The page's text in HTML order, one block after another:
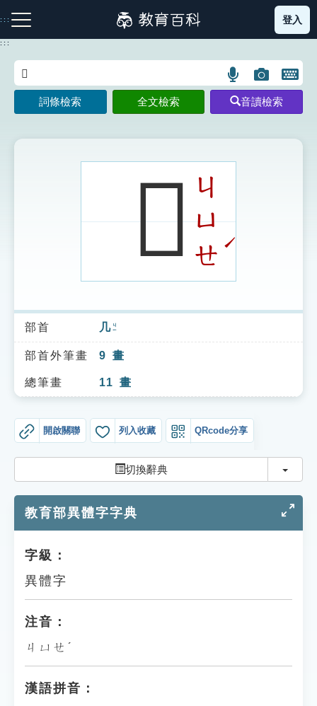
到
主
:::
注音索引圖示 筆畫索引圖示 部首索引表圖示
索引選單
知識索引
單字索引
貓頭鷹博士
登入
:::
語
言
搜
示
圖
片
搜
開
鍵
圖
詞條檢索 全文檢索 音讀檢索
𠙘 ㄐ
ㄩ
ㄝ
ˊ
部首 几ㄐㄧ
部首外筆畫 9 畫
總筆畫 11 畫
開啟關聯 列入收藏 QRcode分享
切換辭典 切換
教育部異體字字典
字級：
異體字
注音：
ㄐㄩㄝˊ
漢語拼音：